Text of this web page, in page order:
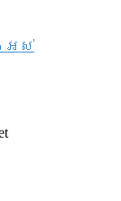
អស់​